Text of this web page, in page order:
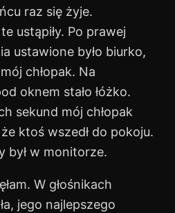
raz się żyje.
ustąpiły. Po prawej
ustawione było biurko,
chłopak. Na
oknem stało łóżko.
sekund mój chłopak
ktoś wszedł do pokoju.
był w monitorze.
W głośnikach
jego najlepszego